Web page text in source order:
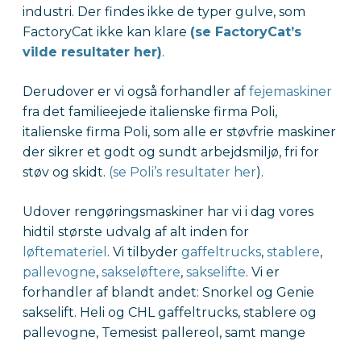
industri. Der findes ikke de typer gulve, som
FactoryCat ikke kan klare (se FactoryCat’s
vilde resultater her).
Derudover er vi også forhandler af fejemaskiner
fra det familieejede italienske firma Poli,
italienske firma Poli, som alle er støvfrie maskiner
der sikrer et godt og sundt arbejdsmiljø, fri for
støv og skidt. (se Poli’s resultater her).
Udover rengøringsmaskiner har vi i dag vores
hidtil største udvalg af alt inden for
løftemateriel . Vi tilbyder gaffeltrucks, stablere,
pallevogne, sakseløftere, sakselifte. Vi er
forhandler af blandt andet: Snorkel og Genie
sakselift. Heli og CHL gaffeltrucks, stablere og
pallevogne, Temesist pallereol, samt mange